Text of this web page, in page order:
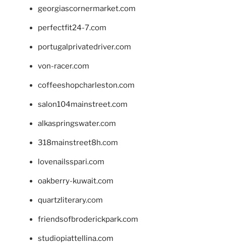
georgiascornermarket.com
perfectfit24-7.com
portugalprivatedriver.com
von-racer.com
coffeeshopcharleston.com
salon104mainstreet.com
alkaspringswater.com
318mainstreet8h.com
lovenailsspari.com
oakberry-kuwait.com
quartzliterary.com
friendsofbroderickpark.com
studiopiattellina.com